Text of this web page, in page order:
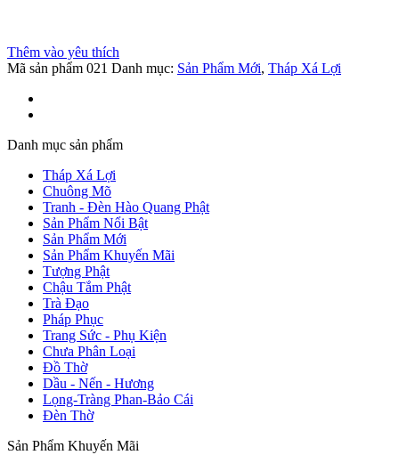
Thêm vào yêu thích
Mã sản phẩm 021 Danh mục: Sản Phẩm Mới, Tháp Xá Lợi
Danh mục sản phẩm
Tháp Xá Lợi
Chuông Mõ
Tranh - Đèn Hào Quang Phật
Sản Phẩm Nổi Bật
Sản Phẩm Mới
Sản Phẩm Khuyến Mãi
Tượng Phật
Chậu Tắm Phật
Trà Đạo
Pháp Phục
Trang Sức - Phụ Kiện
Chưa Phân Loại
Đồ Thờ
Dầu - Nến - Hương
Lọng-Tràng Phan-Bảo Cái
Đèn Thờ
Sản Phẩm Khuyến Mãi